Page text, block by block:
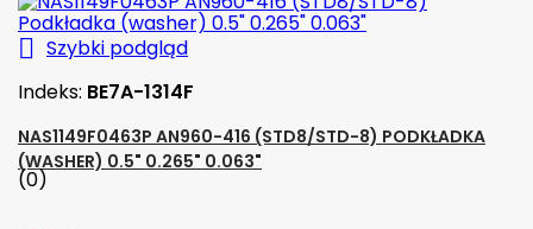
 Szybki podgląd
Indeks: BE7A-1314F
NAS1149F0463P AN960-416 (STD8/STD-8) PODKŁADKA
(WASHER) 0.5" 0.265" 0.063"
(0)